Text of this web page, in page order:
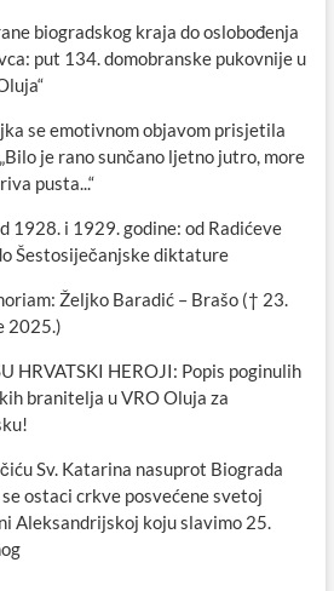
biogradskog kraja do oslobođenja
put 134. domobranske pukovnije u
se emotivnom objavom prisjetila
je rano sunčano ljetno jutro, more
pusta...“
1928. i 1929. godine: od Radićeve
Šestosiječanjske diktature
Željko Baradić – Brašo († 23.
2025.)
HRVATSKI HEROJI: Popis poginulih
branitelja u VRO Oluja za
Sv. Katarina nasuprot Biograda
se ostaci crkve posvećene svetoj
Aleksandrijskoj koju slavimo 25.